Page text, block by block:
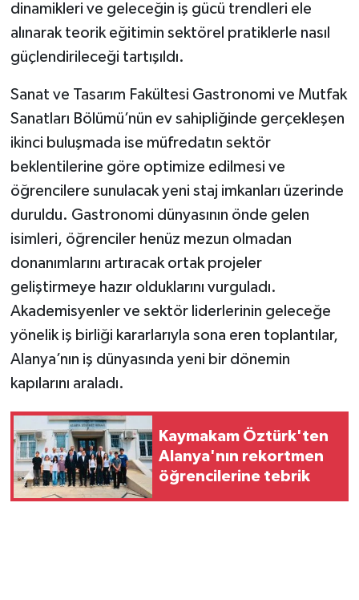
dinamikleri ve geleceğin iş gücü trendleri ele
alınarak teorik eğitimin sektörel pratiklerle nasıl
güçlendirileceği tartışıldı.
Sanat ve Tasarım Fakültesi Gastronomi ve Mutfak
Sanatları Bölümü’nün ev sahipliğinde gerçekleşen
ikinci buluşmada ise müfredatın sektör
beklentilerine göre optimize edilmesi ve
öğrencilere sunulacak yeni staj imkanları üzerinde
duruldu. Gastronomi dünyasının önde gelen
isimleri, öğrenciler henüz mezun olmadan
donanımlarını artıracak ortak projeler
geliştirmeye hazır olduklarını vurguladı.
Akademisyenler ve sektör liderlerinin geleceğe
yönelik iş birliği kararlarıyla sona eren toplantılar,
Alanya’nın iş dünyasında yeni bir dönemin
kapılarını araladı.
Kaymakam Öztürk'ten
Alanya'nın rekortmen
öğrencilerine tebrik